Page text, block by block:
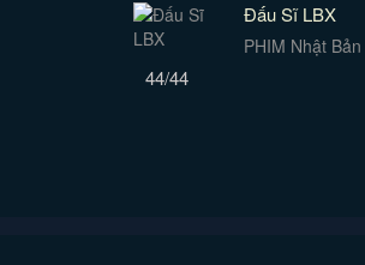
Đấu Sĩ LBX
PHIM Nhật Bản
44/44